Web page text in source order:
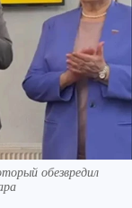
обезвредил